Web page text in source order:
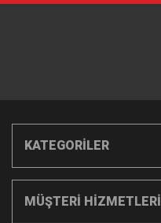
KATEGORİLER
MÜŞTERİ HİZMETLERİ